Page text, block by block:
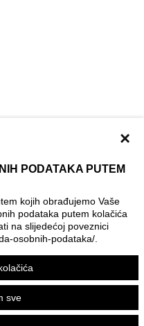
×
PODATAKA PUTEM
kojih obrađujemo Vaše
podataka putem kolačića
na slijedećoj poveznici
osobnih-podataka/
sve
Postavke kolačića
financijsku potporu
stajalište autora
smatrati odgovornom